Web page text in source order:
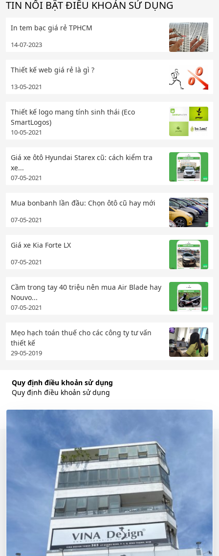
TIN NỔI BẬT ĐIỀU KHOẢN SỬ DỤNG
In tem bạc giá rẻ TPHCM
14-07-2023
Thiết kế web giá rẻ là gì ?
13-05-2021
Thiết kế logo mang tính sinh thái (Eco
SmartLogos)
10-05-2021
Giá xe ôtô Hyundai Starex cũ: cách kiểm tra
xe...
07-05-2021
Mua bonbanh lần đầu: Chọn ôtô cũ hay mới
07-05-2021
Giá xe Kia Forte LX
07-05-2021
Cầm trong tay 40 triệu nên mua Air Blade hay
Nouvo...
07-05-2021
Mẹo hạch toán thuế cho các công ty tư vấn
thiết kế
29-05-2019
Quy định điều khoản sử dụng
Quy định điều khoản sử dụng